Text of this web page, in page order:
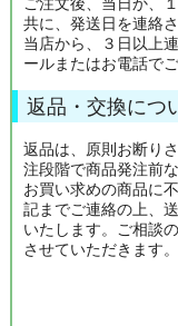
共に、発送日を連絡
当店から、３日以上
ールまたはお電話で
返品・交換につ
返品は、原則お断り
注段階で商品発注前
お買い求めの商品に
記までご連絡の上、
いたします。ご相談
させていただきます。